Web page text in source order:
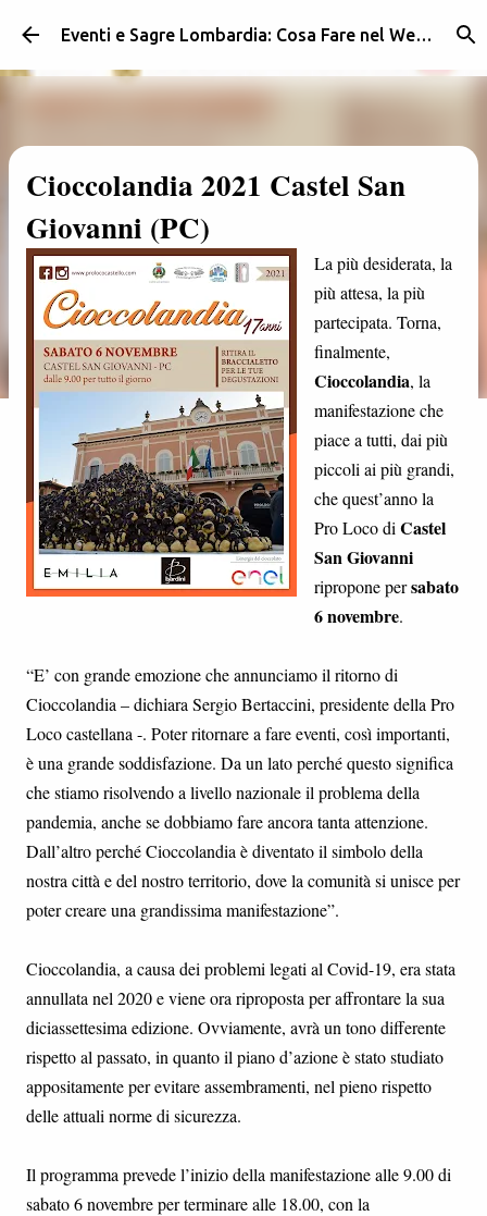
Passa ai contenuti principali Eventi e Sagre Lombardia: Cosa Fare nel Weekend | Weekendidea
Cioccolandia 2021 Castel San
Giovanni (PC)
La più desiderata, la
più attesa, la più
partecipata. Torna,
finalmente,
Cioccolandia, la
manifestazione che
piace a tutti, dai più
piccoli ai più grandi,
che quest’anno la
Pro Loco di Castel
San Giovanni
ripropone persabato
6 novembre.
“E’ con grande emozione che annunciamo il ritorno di
Cioccolandia – dichiara Sergio Bertaccini, presidente della Pro
Loco castellana -. Poter ritornare a fare eventi, così importanti,
è una grande soddisfazione. Da un lato perché questo significa
che stiamo risolvendo a livello nazionale il problema della
pandemia, anche se dobbiamo fare ancora tanta attenzione.
Dall’altro perché Cioccolandia è diventato il simbolo della
nostra città e del nostro territorio, dove la comunità si unisce per
poter creare una grandissima manifestazione”.
Cioccolandia, a causa dei problemi legati al Covid-19, era stata
annullata nel 2020 e viene ora riproposta per affrontare la sua
diciassettesima edizione. Ovviamente, avrà un tono differente
rispetto al passato, in quanto il piano d’azione è stato studiato
appositamente per evitare assembramenti, nel pieno rispetto
delle attuali norme di sicurezza.
Il programma prevede l’inizio della manifestazione alle 9.00 di
sabato 6 novembre per terminare alle 18.00, con la